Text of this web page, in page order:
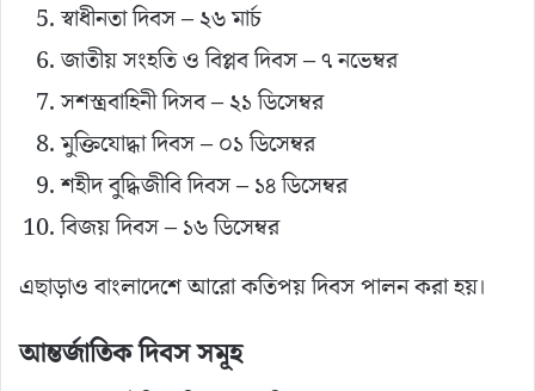
স্বাধীনতা দিবস – ২৬ মার্চ
জাতীয় সংহতি ও বিপ্লব দিবস – ৭ নভেম্বর
সশস্ত্রবাহিনী দিসব – ২১ ডিসেম্বর
মুক্তিযোদ্ধা দিবস – ০১ ডিসেম্বর
শহীদ বুদ্ধিজীবি দিবস – ১৪ ডিসেম্বর
বিজয় দিবস – ১৬ ডিসেম্বর
এছাড়াও বাংলাদেশে আরো কতিপয় দিবস পালন করা হয়।
আন্তর্জাতিক দিবস সমূহ